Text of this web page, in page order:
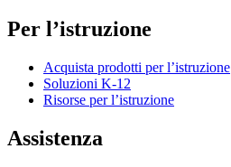
Per l’istruzione
Acquista prodotti per l’istruzione
Soluzioni K-12
Risorse per l’istruzione
Assistenza